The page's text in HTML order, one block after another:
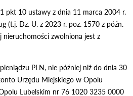
pkt 10 ustawy z dnia 11 marca 2004 r.
(t.j. Dz. U. z 2023 r. poz. 1570 z późn.
nieruchomości zwolniona jest z
PLN, nie później niż do dnia 30
Urzędu Miejskiego w Opolu
Lubelskim nr 76 1020 3235 0000